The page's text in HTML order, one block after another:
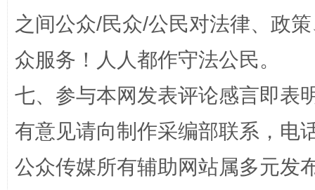
之间公众/民众/公民对法律、政
众服务！人人都作守法公民。
七、参与本网发表评论感言即表
有意见请向制作采编部联系，电
公众传媒所有辅助网站属多元发